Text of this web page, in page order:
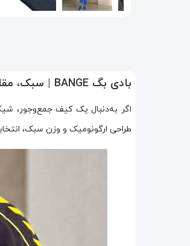
بادی بگ BANGE | سبک، مقاوم و همراه روزهای پرمشغله شما
اگر به‌دنبال یک کیف جمع‌وجور،
طراحی ارگونومیک و وزن سبک،